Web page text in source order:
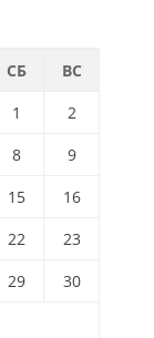
СБ
ВС
1
2
8
9
15
16
22
23
29
30